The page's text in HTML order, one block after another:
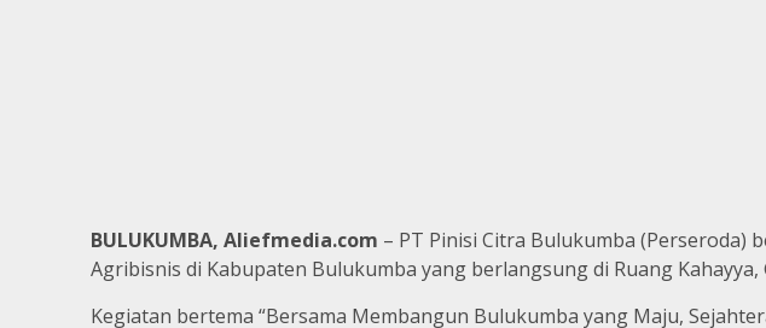
BULUKUMBA, Aliefmedia.com – PT Pinisi Citra Bulukumba (Perseroda)
Agribisnis di Kabupaten Bulukumba yang berlangsung di Ruang Kahayya,
Kegiatan bertema “Bersama Membangun Bulukumba yang Maju,